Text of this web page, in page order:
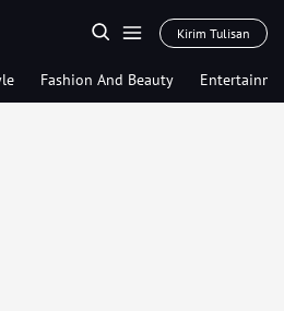
Kirim Tulisan
Fashion And Beauty